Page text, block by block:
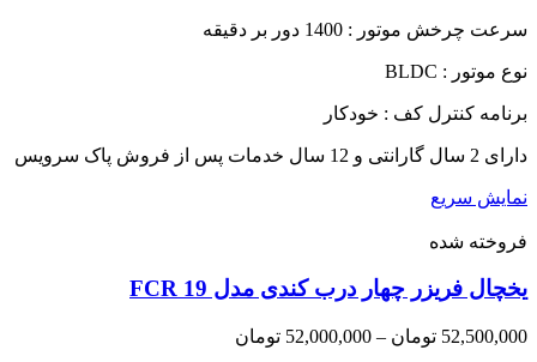
سرعت چرخش موتور : 1400 دور بر دقیقه
نوع موتور : BLDC
برنامه کنترل کف : خودکار
دارای 2 سال گارانتی و 12 سال خدمات پس از فروش پاک سرویس
نمایش سریع
فروخته شده
یخچال فریزر چهار درب کندی مدل FCR 19
52,500,000 تومان –
52,000,000 تومان